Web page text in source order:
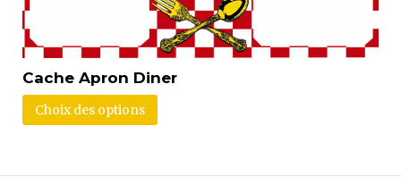
Cache Apron Diner
Choix des options